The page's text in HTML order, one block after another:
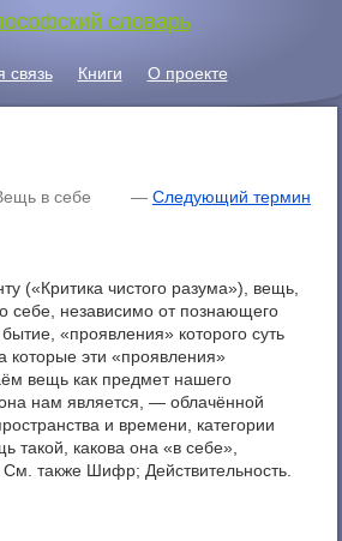
словарь
связь Книги О проекте
в себе — Следующий термин
(«Критика чистого разума»), вещь,
себе, независимо от познающего
«проявления» которого суть
которые эти «проявления»
вещь как предмет нашего
нам является, — облачённой
и времени, категории
такой, какова она «в себе»,
также Шифр; Действительность.